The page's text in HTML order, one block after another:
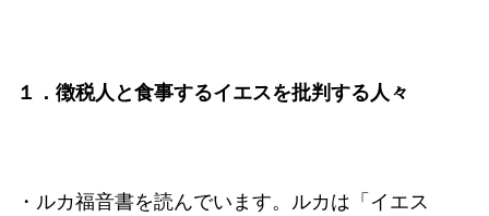
１．徴税人と食事するイエスを批判する人々
・ルカ福音書を読んでいます。ルカは「イエス